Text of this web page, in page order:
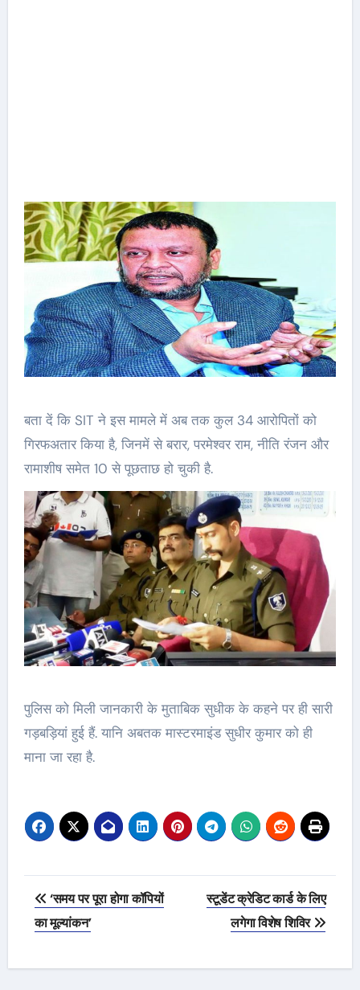
बता दें कि SIT ने इस मामले में अब तक कुल 34 आरोपितों को
गिरफअतार किया है, जिनमें से बरार, परमेश्वर राम, नीति रंजन और
रामाशीष समेत 10 से पूछताछ हो चुकी है.
पुलिस को मिली जानकारी के मुताबिक सुधीक के कहने पर ही सारी
गड़बड़ियां हुई हैं. यानि अबतक मास्टरमाइंड सुधीर कुमार को ही
माना जा रहा है.
Post
navigation
‘समय पर पूरा होगा कॉपियों
का मूल्यांकन’
स्टूडेंट क्रेडिट कार्ड के लिए
लगेगा विशेष शिविर